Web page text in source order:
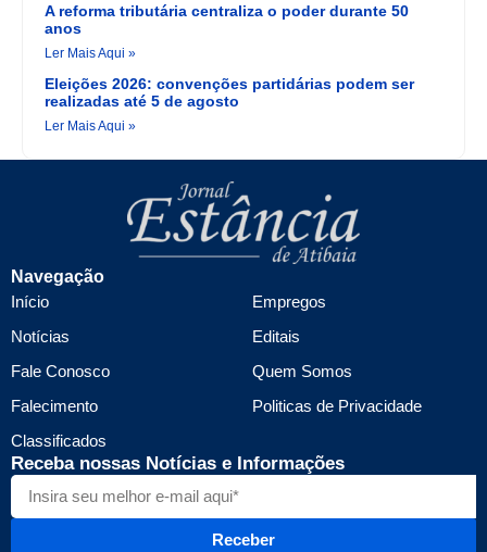
A reforma tributária centraliza o poder durante 50
anos
Ler Mais Aqui »
Eleições 2026: convenções partidárias podem ser
realizadas até 5 de agosto
Ler Mais Aqui »
Navegação
Início
Notícias
Fale Conosco
Falecimento
Classificados
Empregos
Editais
Quem Somos
Politicas de Privacidade
Receba nossas Notícias e Informações
Receber